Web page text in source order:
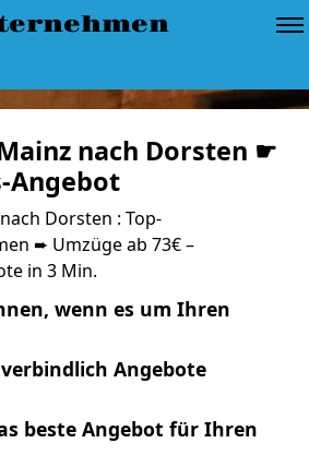
nach Dorsten ☛
Angebot
Dorsten : Top-
➨ Umzüge ab 73€ –
in 3 Min.
wenn es um Ihren
Angebote
beste Angebot für Ihren